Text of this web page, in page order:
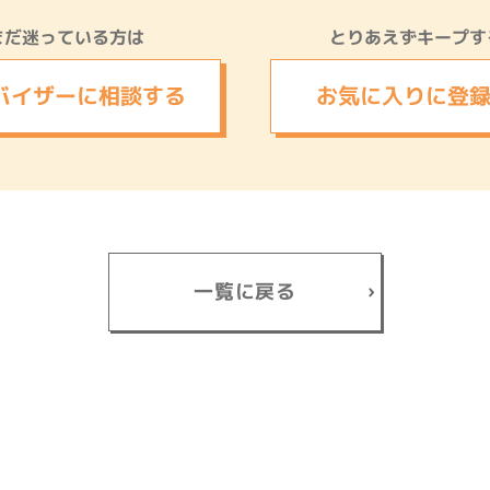
迷っている方は
イザーに相談する
とりあえずキープす
お気に入りに登
一覧に戻る